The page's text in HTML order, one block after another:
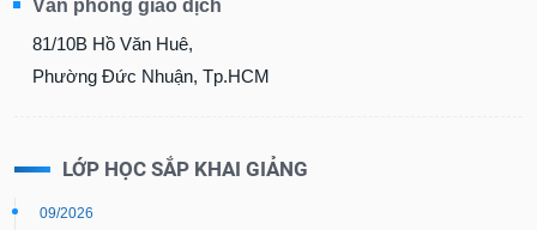
Văn phòng giao dịch
81/10B Hồ Văn Huê,
Phường Đức Nhuận, Tp.HCM
LỚP HỌC SẮP KHAI GIẢNG
09/2026